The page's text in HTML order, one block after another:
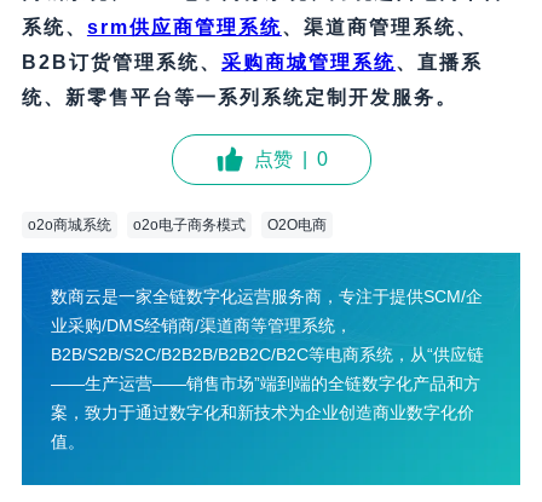
系统、 srm供应商管理系统、渠道商管理系统、
B2B订货管理系统、 采购商城管理系统、直播系
统、新零售平台等一系列系统定制开发服务。
点赞 0
o2o商城系统 o2o电子商务模式 O2O电商
数商云是一家全链数字化运营服务商，专注于提供SCM/企
业采购/DMS经销商/渠道商等管理系统，
B2B/S2B/S2C/B2B2B/B2B2C/B2C等电商系统，从“供应链
——生产运营——销售市场”端到端的全链数字化产品和方
案，致力于通过数字化和新技术为企业创造商业数字化价
值。